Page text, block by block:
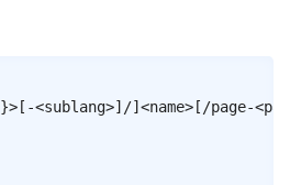
<sublang>]/]<name>[/page-